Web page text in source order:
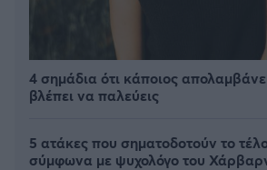
4 σημάδια ότι κάποιος
βλέπει να παλεύεις
5 ατάκες που σηματοδοτούν το
σύμφωνα με ψυχολόγο του